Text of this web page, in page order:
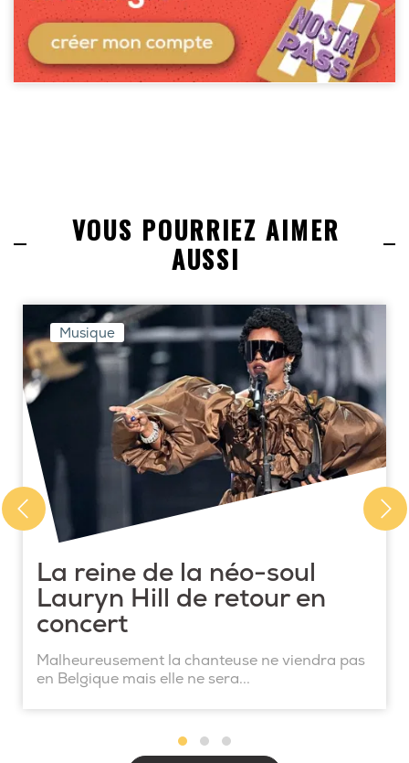
VOUS POURRIEZ AIMER
AUSSI
Musique
La reine de la néo-soul
Lauryn Hill de retour en
concert
Malheureusement la chanteuse ne viendra pas
en Belgique mais elle ne sera...